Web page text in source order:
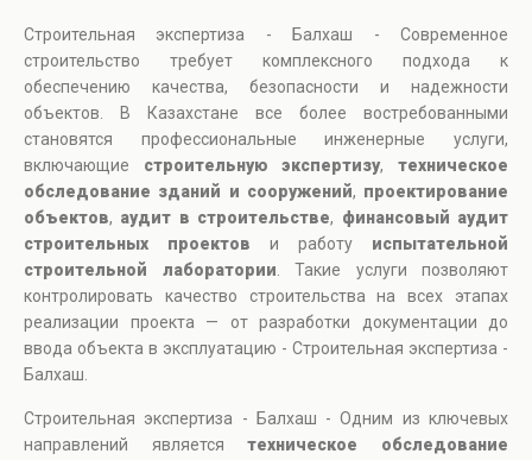
Строительная экспертиза - Балхаш - Современное
строительство требует комплексного подхода к
обеспечению качества, безопасности и надежности
объектов. В Казахстане все более востребованными
становятся профессиональные инженерные услуги,
включающие строительную экспертизу,техническое
обследование зданий и сооружений, проектирование
объектов, аудит в строительстве, финансовый аудит
строительных проектов и работу испытательной
строительной лаборатории . Такие услуги позволяют
контролировать качество строительства на всех этапах
реализации проекта — от разработки документации до
ввода объекта в эксплуатацию - Строительная экспертиза -
Балхаш.
Строительная экспертиза - Балхаш - Одним из ключевых
направлений являетсятехническое обследование